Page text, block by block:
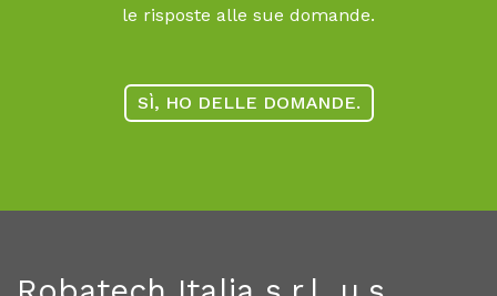
le risposte alle sue domande.
SÌ, HO DELLE DOMANDE.